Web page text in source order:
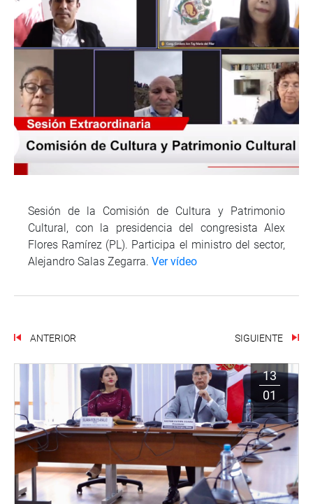
Sesión de la Comisión de Cultura y Patrimonio
Cultural, con la presidencia del congresista Alex
Flores Ramírez (PL). Participa el ministro del sector,
Alejandro Salas Zegarra. Ver vídeo
ANTERIOR SIGUIENTE
13
01